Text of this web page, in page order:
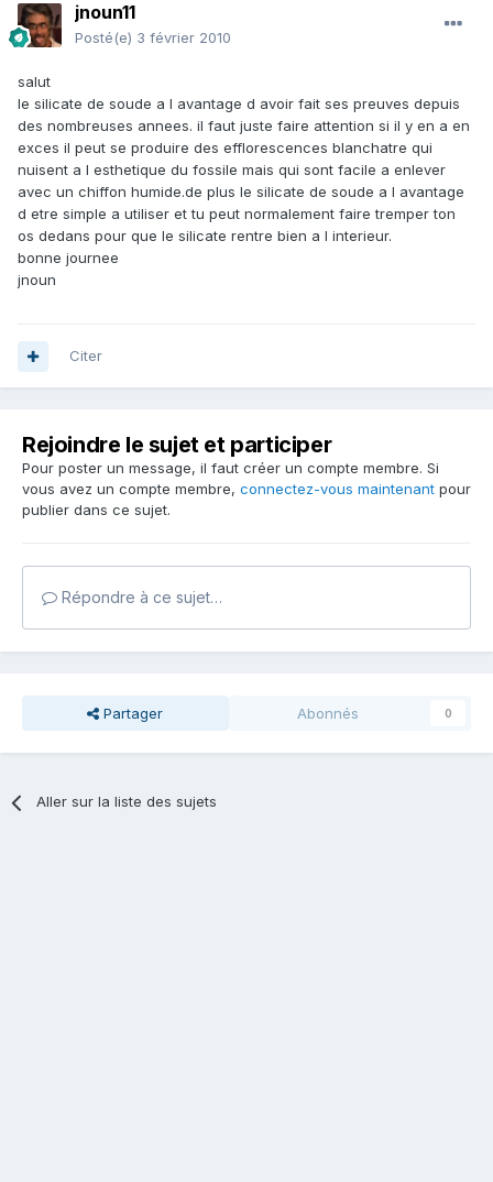
jnoun11
Posté(e) 3 février 2010
salut
le silicate de soude a l avantage d avoir fait ses preuves depuis
des nombreuses annees. il faut juste faire attention si il y en a en
exces il peut se produire des efflorescences blanchatre qui
nuisent a l esthetique du fossile mais qui sont facile a enlever
avec un chiffon humide.de plus le silicate de soude a l avantage
d etre simple a utiliser et tu peut normalement faire tremper ton
os dedans pour que le silicate rentre bien a l interieur.
bonne journee
jnoun
Citer
Rejoindre le sujet et participer
Pour poster un message, il faut créer un compte membre. Si
vous avez un compte membre, connectez-vous maintenant pour
publier dans ce sujet.
Répondre à ce sujet…
Partager Abonnés 0
Aller sur la liste des sujets